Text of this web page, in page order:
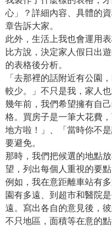
心」？詳細內容、具體的
章告訴大家。
此外，生活上我也會運用表
比方說，決定家人假日出
的表格後分析。
「去那裡的話附近有公園
較少。」不只是我，家人
幾年前，我們希望擁有自
格。買房子是一筆大花費
地方啦！」、「當時你不
要避免。
那時，我們把候選的地點
望，列出每個人重視的要點
例如，我在意距離車站有
園有多遠、到超市和醫院
遠。寫出各自的意見後，
不只地區，面積等在意的